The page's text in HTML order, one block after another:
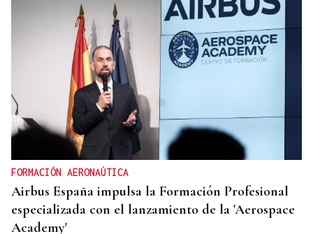
FORMACIÓN AERONAÚTICA
Airbus España impulsa la Formación Profesional
especializada con el lanzamiento de la 'Aerospace
Academy'